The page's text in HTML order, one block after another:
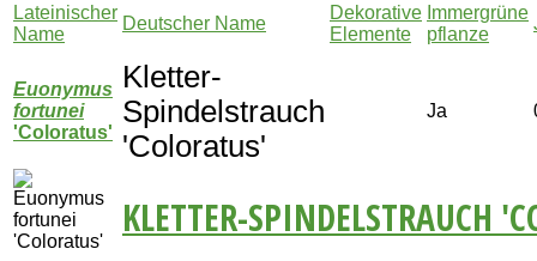
Lateinischer
Name
Deutscher Name
Dekorative
Elemente
Immergrüne
pflanze
Euonymus
fortunei
'Coloratus'
Kletter-
Spindelstrauch
'Coloratus'
Ja
KLETTER-SPINDELSTRAUCH